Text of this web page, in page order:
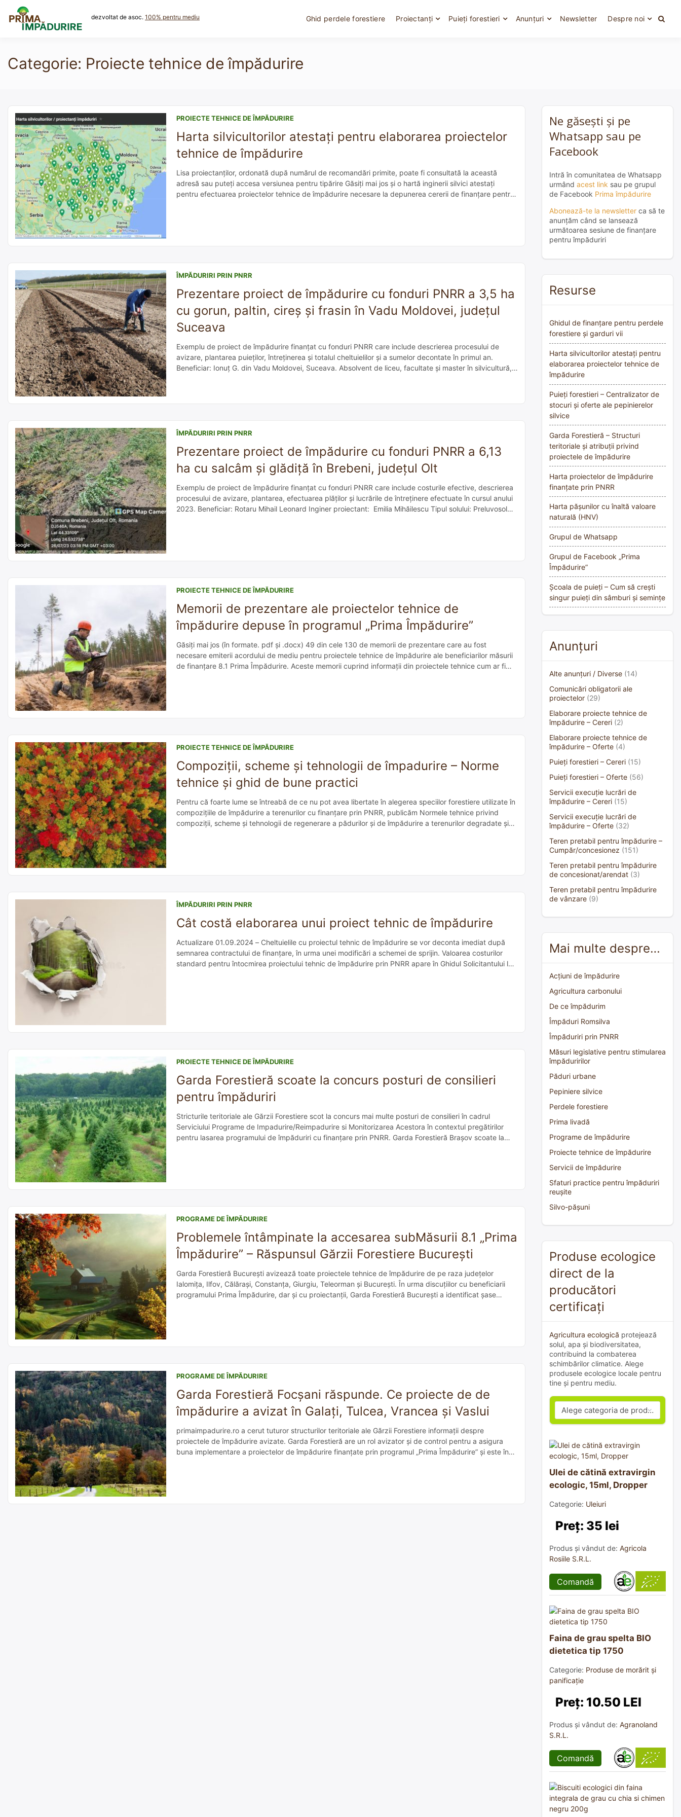
content
dezvoltat de asoc. 100% pentru mediu Ghid perdele forestiere Proiectanți Puieți forestieri Anunțuri Newsletter Despre noi
Categorie: Proiecte tehnice de împădurire
PROIECTE TEHNICE DE ÎMPĂDURIRE
Harta silvicultorilor atestați pentru elaborarea proiectelor
tehnice de împădurire
Lisa proiectanților, ordonată după numărul de recomandări primite, poate fi consultată la această
adresă sau puteți accesa versiunea pentru tipărire Găsiți mai jos și o hartă inginerii silvici atestați
pentru efectuarea proiectelor tehnice de împădurire necesare la depunerea cererii de finanțare pentru
ÎMPĂDURIRI PRIN PNRR
Prezentare proiect de împădurire cu fonduri PNRR a 3,5 ha
cu gorun, paltin, cireș și frasin în Vadu Moldovei, județul
Suceava
Exemplu de proiect de împădurire finanțat cu fonduri PNRR care include descrierea procesului de
avizare, plantarea puieților, întreținerea și totalul cheltuielilor și a sumelor decontate în primul an.
Beneficiar: Ionuț G. din Vadu Moldovei, Suceava. Absolvent de liceu, facultate și master în silvicultură,
ÎMPĂDURIRI PRIN PNRR
Prezentare proiect de împădurire cu fonduri PNRR a 6,13
ha cu salcâm și glădiță în Brebeni, județul Olt
Exemplu de proiect de împădurire finanțat cu fonduri PNRR care include costurile efective, descrierea
procesului de avizare, plantarea, efectuarea plăților și lucrările de întreținere efectuate în cursul anului
2023. Beneficiar: Rotaru Mihail Leonard Inginer proiectant: Emilia Mihăilescu Tipul solului: Preluvosol
PROIECTE TEHNICE DE ÎMPĂDURIRE
Memorii de prezentare ale proiectelor tehnice de
împădurire depuse în programul „Prima Împădurire”
Găsiți mai jos (în formate. pdf și .docx) 49 din cele 130 de memorii de prezentare care au fost
necesare emiterii acordului de mediu pentru proiectele tehnice de împădurire ale beneficiarilor măsurii
de finanțare 8.1 Prima Împădurire. Aceste memorii cuprind informații din proiectele tehnice cum ar fi
PROIECTE TEHNICE DE ÎMPĂDURIRE
Compoziții, scheme și tehnologii de împadurire – Norme
tehnice și ghid de bune practici
Pentru că foarte lume se întreabă de ce nu pot avea libertate în alegerea speciilor forestiere utilizate în
compozițiile de împădurire a terenurilor cu finanțare prin PNRR, publicăm Normele tehnice privind
compoziții, scheme și tehnologii de regenerare a pădurilor și de împădurire a terenurilor degradate și
ÎMPĂDURIRI PRIN PNRR
Cât costă elaborarea unui proiect tehnic de împădurire
Actualizare 01.09.2024 – Cheltuielile cu proiectul tehnic de împădurire se vor deconta imediat după
semnarea contractului de finanțare, în urma unei modificări a schemei de sprijin. Valoarea costurilor
standard pentru întocmirea proiectului tehnic de împădurire prin PNRR apare în Ghidul Solicitantului la
PROIECTE TEHNICE DE ÎMPĂDURIRE
Garda Forestieră scoate la concurs posturi de consilieri
pentru împăduriri
Stricturile teritoriale ale Gărzii Forestiere scot la concurs mai multe posturi de consilieri în cadrul
Serviciului Programe de Impadurire/Reimpadurire si Monitorizarea Acestora în contextul pregătirilor
pentru lasarea programului de împăduriri cu finanțare prin PNRR. Garda Forestieră Brașov scoate la
PROGRAME DE ÎMPĂDURIRE
Problemele întâmpinate la accesarea subMăsurii 8.1 „Prima
Împădurire” – Răspunsul Gărzii Forestiere București
Garda Forestieră București avizează toate proiectele tehnice de împădurire de pe raza județelor
Ialomița, Ilfov, Călărași, Constanța, Giurgiu, Teleorman și București. În urma discuțiilor cu beneficiarii
programului Prima Împădurire, dar și cu proiectanții, Garda Forestieră București a identificat șase
PROGRAME DE ÎMPĂDURIRE
Garda Forestieră Focșani răspunde. Ce proiecte de de
împădurire a avizat în Galați, Tulcea, Vrancea și Vaslui
primaimpadurire.ro a cerut tuturor structurilor teritoriale ale Gărzii Forestiere informații despre
proiectele de împădurire avizate. Garda Forestieră are un rol avizator și de control pentru a asigura
buna implementare a proiectelor de împădurire finanțate prin programul „Prima Împădurire” și este în
Ne găsești și pe
Whatsapp sau pe
Facebook
Intră în comunitatea de Whatsapp
urmând acest link sau pe grupul
de Facebook Prima împădurire
Abonează-te la newsletter ca să te
anunțăm când se lansează
următoarea sesiune de finanțare
pentru împăduriri
Resurse
Ghidul de finanțare pentru perdele
forestiere și garduri vii
Harta silvicultorilor atestați pentru
elaborarea proiectelor tehnice de
împădurire
Puieți forestieri – Centralizator de
stocuri și oferte ale pepinierelor
silvice
Garda Forestieră – Structuri
teritoriale și atribuții privind
proiectele de împădurire
Harta proiectelor de împădurire
finanțate prin PNRR
Harta pășunilor cu înaltă valoare
naturală (HNV)
Grupul de Whatsapp
Grupul de Facebook „Prima
Împădurire”
Școala de puieți – Cum să crești
singur puieți din sâmburi și semințe
Anunțuri
Alte anunțuri / Diverse (14)
Comunicări obligatorii ale
proiectelor (29)
Elaborare proiecte tehnice de
împădurire – Cereri (2)
Elaborare proiecte tehnice de
împădurire – Oferte (4)
Puieți forestieri – Cereri (15)
Puieți forestieri – Oferte (56)
Servicii execuție lucrări de
împădurire – Cereri (15)
Servicii execuție lucrări de
împădurire – Oferte (32)
Teren pretabil pentru împădurire –
Cumpăr/concesionez (151)
Teren pretabil pentru împădurire
de concesionat/arendat (3)
Teren pretabil pentru împădurire
de vânzare (9)
Mai multe despre…
Acțiuni de împădurire
Agricultura carbonului
De ce împădurim
Împăduri Romsilva
Împăduriri prin PNRR
Măsuri legislative pentru stimularea
împăduririlor
Păduri urbane
Pepiniere silvice
Perdele forestiere
Prima livadă
Programe de împădurire
Proiecte tehnice de împădurire
Servicii de împădurire
Sfaturi practice pentru împăduriri
reușite
Silvo-pășuni
Produse ecologice
direct de la
producători
certificați
Agricultura ecologică protejează
solul, apa și biodiversitatea,
contribuind la combaterea
schimbărilor climatice. Alege
produsele ecologice locale pentru
tine și pentru mediu.
Ulei de cătină extravirgin
ecologic, 15ml, Dropper
Categorie: Uleiuri
Preț: 35 lei
Produs și vândut de: Agricola
Rosiile S.R.L.
Comandă
Faina de grau spelta BIO
dietetica tip 1750
Categorie: Produse de morărit și
panificație
Preț: 10.50 LEI
Produs și vândut de: Agranoland
S.R.L.
Comandă